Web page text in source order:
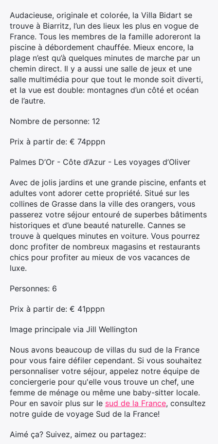
Audacieuse, originale et colorée, la Villa Bidart se
trouve à Biarritz, l’un des lieux les plus en vogue de
France. Tous les membres de la famille adoreront la
piscine à débordement chauffée. Mieux encore, la
plage n’est qu’à quelques minutes de marche par un
chemin direct. Il y a aussi une salle de jeux et une
salle multimédia pour que tout le monde soit diverti,
et la vue est double: montagnes d’un côté et océan
de l’autre.
Nombre de personne: 12
Prix ​​à partir de: € 74pppn
Palmes D’Or - Côte d’Azur - Les voyages d’Oliver
Avec de jolis jardins et une grande piscine, enfants et
adultes vont adorer cette propriété. Situé sur les
collines de Grasse dans la ville des orangers, vous
passerez votre séjour entouré de superbes bâtiments
historiques et d’une beauté naturelle. Cannes se
trouve à quelques minutes en voiture. Vous pourrez
donc profiter de nombreux magasins et restaurants
chics pour profiter au mieux de vos vacances de
luxe.
Personnes: 6
Prix ​​à partir de: € 41pppn
Image principale via Jill Wellington
Nous avons beaucoup de villas du sud de la France
pour vous faire défiler cependant. Si vous souhaitez
personnaliser votre séjour, appelez notre équipe de
conciergerie pour qu'elle vous trouve un chef, une
femme de ménage ou même une baby-sitter locale.
Pour en savoir plus sur le sud de la France, consultez
notre guide de voyage Sud de la France!
Aimé ça? Suivez, aimez ou partagez: